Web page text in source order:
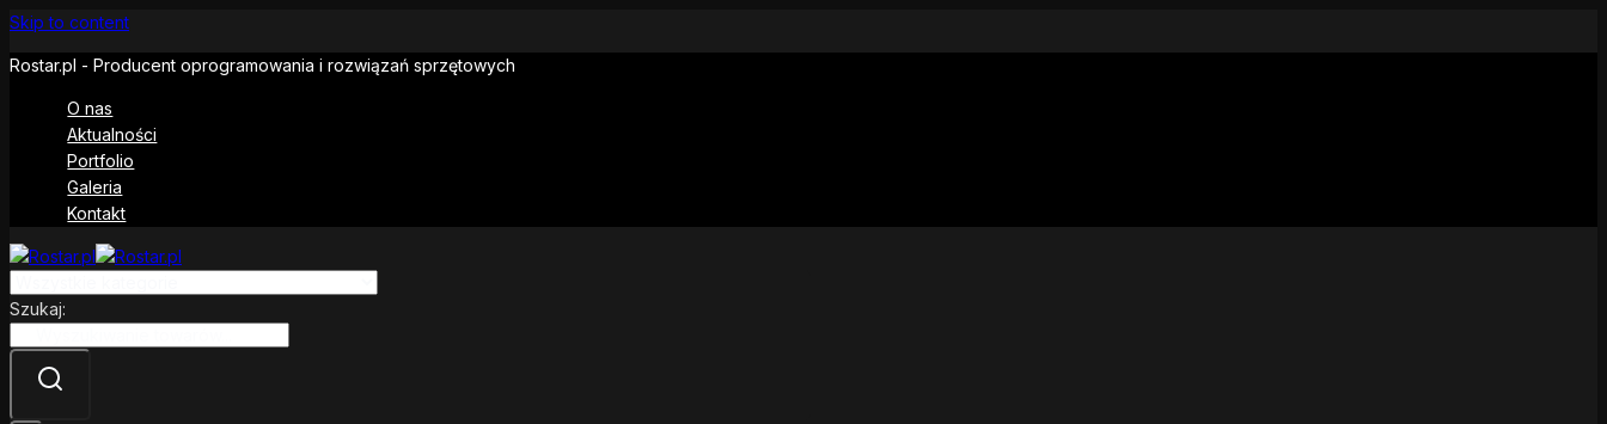
Skip to content
Rostar.pl - Producent oprogramowania i rozwiązań sprzętowych
O nas
Aktualności
Portfolio
Galeria
Kontakt
Szukaj: